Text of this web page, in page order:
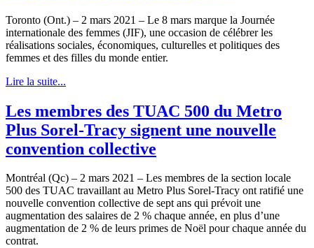
Toronto (Ont.) – 2 mars 2021 – Le 8 mars marque la Journée
internationale des femmes (JIF), une occasion de célébrer les
réalisations sociales, économiques, culturelles et politiques des
femmes et des filles du monde entier.
Lire la suite...
Les membres des TUAC 500 du Metro
Plus Sorel-Tracy signent une nouvelle
convention collective
Montréal (Qc) – 2 mars 2021 – Les membres de la section locale
500 des TUAC travaillant au Metro Plus Sorel-Tracy ont ratifié une
nouvelle convention collective de sept ans qui prévoit une
augmentation des salaires de 2 % chaque année, en plus d’une
augmentation de 2 % de leurs primes de Noël pour chaque année du
contrat.